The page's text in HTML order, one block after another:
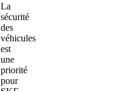
La
sécurité
des
véhicules
est
une
priorité
pour